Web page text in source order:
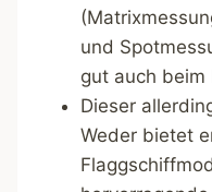
und
gut auch beim
Dieser
Weder bietet